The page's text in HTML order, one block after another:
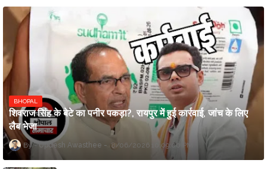
BHOPAL
शिवराज सिंह के बेटे का पनीर पकड़ा?, रायपुर में हुई कार्रवाई, जांच के लिए
लैब भेजा
Updesh Awasthee 8/06/2026 10:09:00 PM